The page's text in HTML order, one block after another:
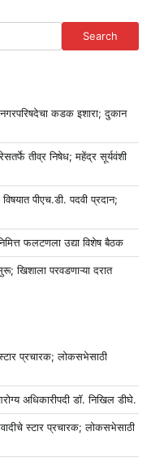
Search
कडक इशारा; दुकान
तीव्र निषेध; महेंद्र सूर्यवंशी
पीएच.डी. पदवी प्रदान;
निमित्त फलटणला उद्या विशेष बैठक
खिशाला परवडणाऱ्या दरात
स्टार प्रचारक; लोकसभेसाठी
अधिकारीपदी डॉ. निखिल डीघे.
स्टार प्रचारक; लोकसभेसाठी